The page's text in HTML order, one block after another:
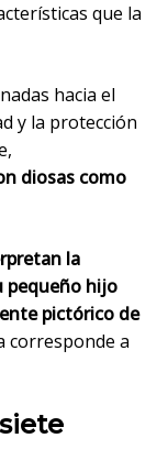
que la
hacia el
y la protección
diosas como
la
pequeño hijo
pictórico de
corresponde a